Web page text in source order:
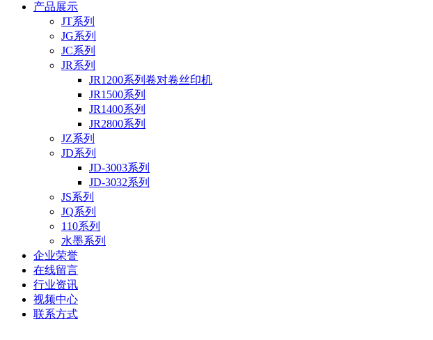
产品展示
JT系列
JG系列
JC系列
JR系列
JR1200系列卷对卷丝印机
JR1500系列
JR1400系列
JR2800系列
JZ系列
JD系列
JD-3003系列
JD-3032系列
JS系列
JQ系列
110系列
水墨系列
企业荣誉
在线留言
行业资讯
视频中心
联系方式